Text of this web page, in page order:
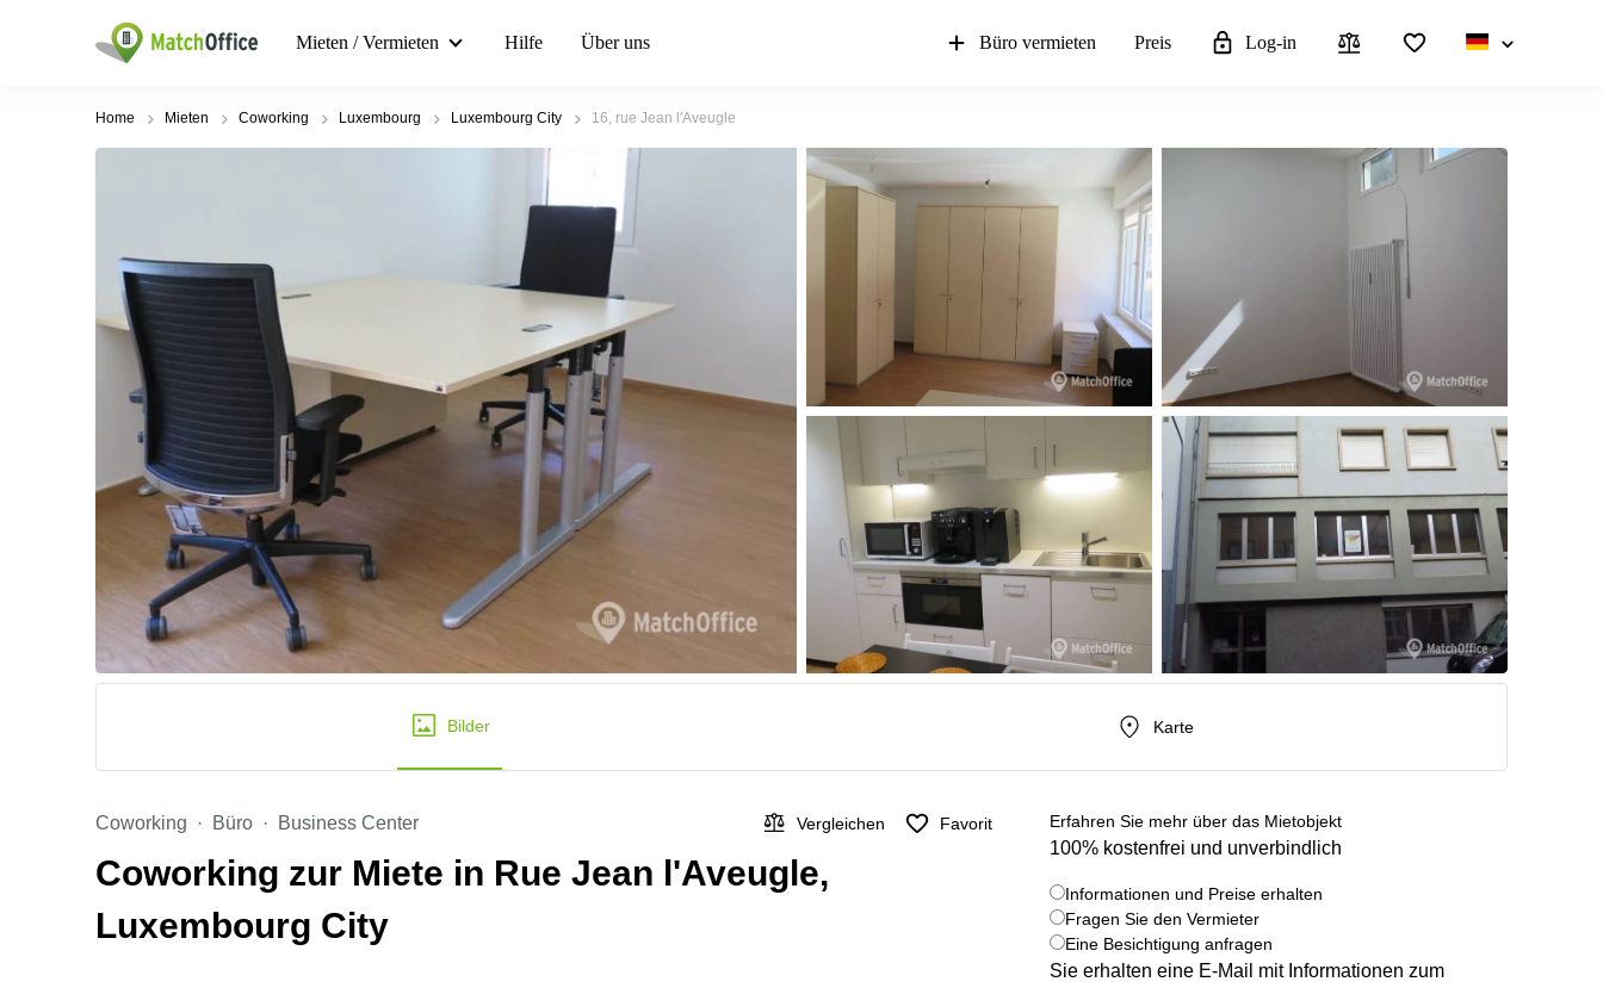
Mieten / Vermieten Hilfe Über uns Büro vermieten Preis Log-in
Home Mieten Coworking Luxembourg Luxembourg City 16, rue Jean l'Aveugle
Bilder Karte
Coworking Büro Business Center Vergleichen Favorit
Coworking zur Miete in Rue Jean l'Aveugle,
Luxembourg City
Erfahren Sie mehr über das Mietobjekt
100% kostenfrei und unverbindlich
Informationen und Preise erhalten
Fragen Sie den Vermieter
Eine Besichtigung anfragen
Sie erhalten eine E-Mail mit Informationen zum